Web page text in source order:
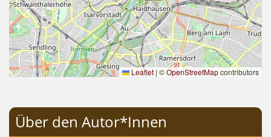
Leaflet | ©OpenStreetMapcontributors
Über den Autor*Innen